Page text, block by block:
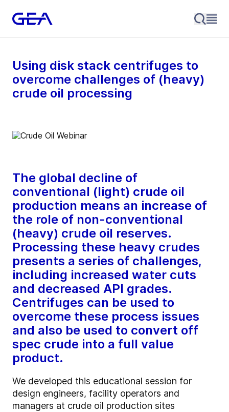
Using disk stack centrifuges to
overcome challenges of (heavy)
crude oil processing
The global decline of
conventional (light) crude oil
production means an increase of
the role of non-conventional
(heavy) crude oil reserves.
Processing these heavy crudes
presents a series of challenges,
including increased water cuts
and decreased API grades.
Centrifuges can be used to
overcome these process issues
and also be used to convert off
spec crude into a full value
product.
We developed this educational session for
design engineers, facility operators and
managers at crude oil production sites